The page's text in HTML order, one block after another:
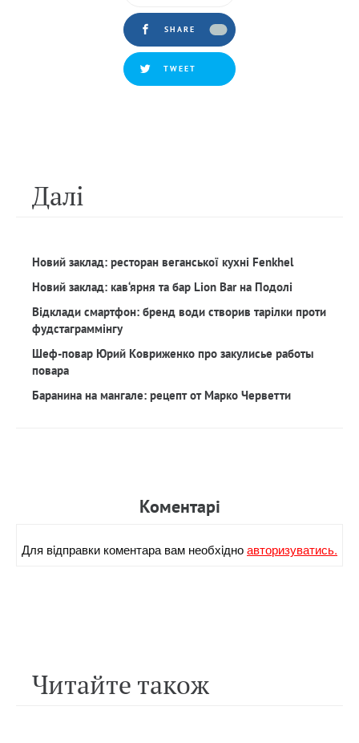
SHARE
TWEET
Далi
Новий заклад: ресторан веганської кухні Fenkhel
Новий заклад: кав‘ярня та бар Lion Bar на Подолі
Відклади смартфон: бренд води створив тарілки проти
фудстаграммінгу
Шеф-повар Юрий Ковриженко про закулисье работы
повара
Баранина на мангале: рецепт от Марко Черветти
Коментарi
Для вiдправки коментара вам необхiдноавторизуватись.
Читайте також